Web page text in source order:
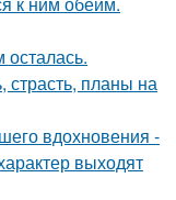
планы на
вдохновения -
выходят